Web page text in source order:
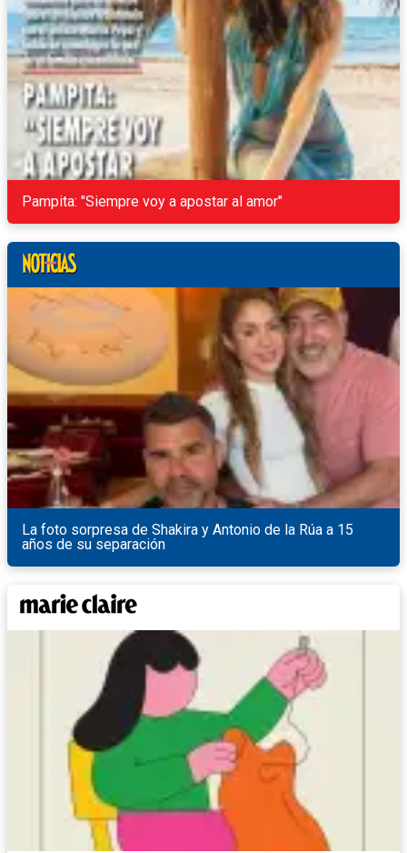
Pampita: "Siempre voy a apostar al amor"
La foto sorpresa de Shakira y Antonio de la Rúa a 15
años de su separación